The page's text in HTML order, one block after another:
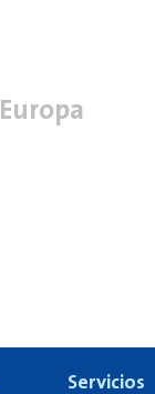
Europa
Servicios